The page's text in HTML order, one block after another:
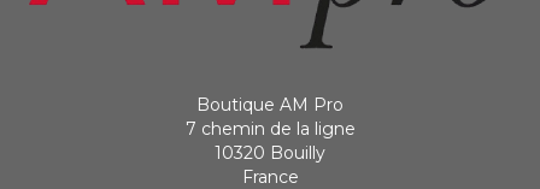
Boutique AM Pro
7 chemin de la ligne
10320 Bouilly
France